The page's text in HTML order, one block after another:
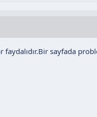
faydalıdır.Bir sayfada